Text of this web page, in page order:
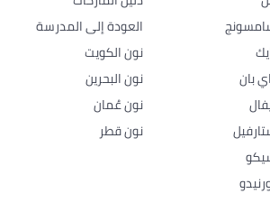
بان
العودة إلى المدرسة
نون الكويت
نون البحرين
نون عُمان
نون قطر